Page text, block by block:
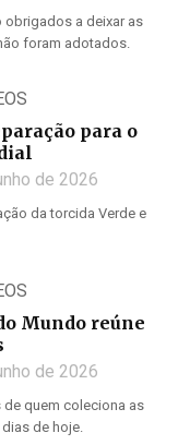
obrigados a deixar as
foram adotados.
para o
de 2026
da torcida Verde e
Mundo reúne
de 2026
quem coleciona as
de hoje.